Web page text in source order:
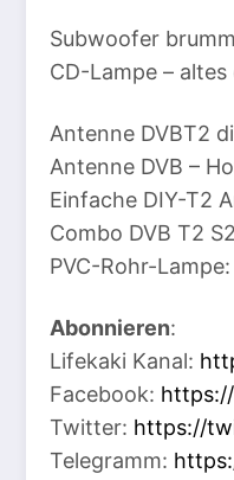
Subwoofer
CD-Lampe –
Antenne DVBT2
Antenne DVB –
Einfache DIY-T2
Combo DVB T2
PVC-Rohr-Lampe:
Abonnieren:
Lifekaki Kanal:
Facebook:
Twitter: https://
Telegramm: